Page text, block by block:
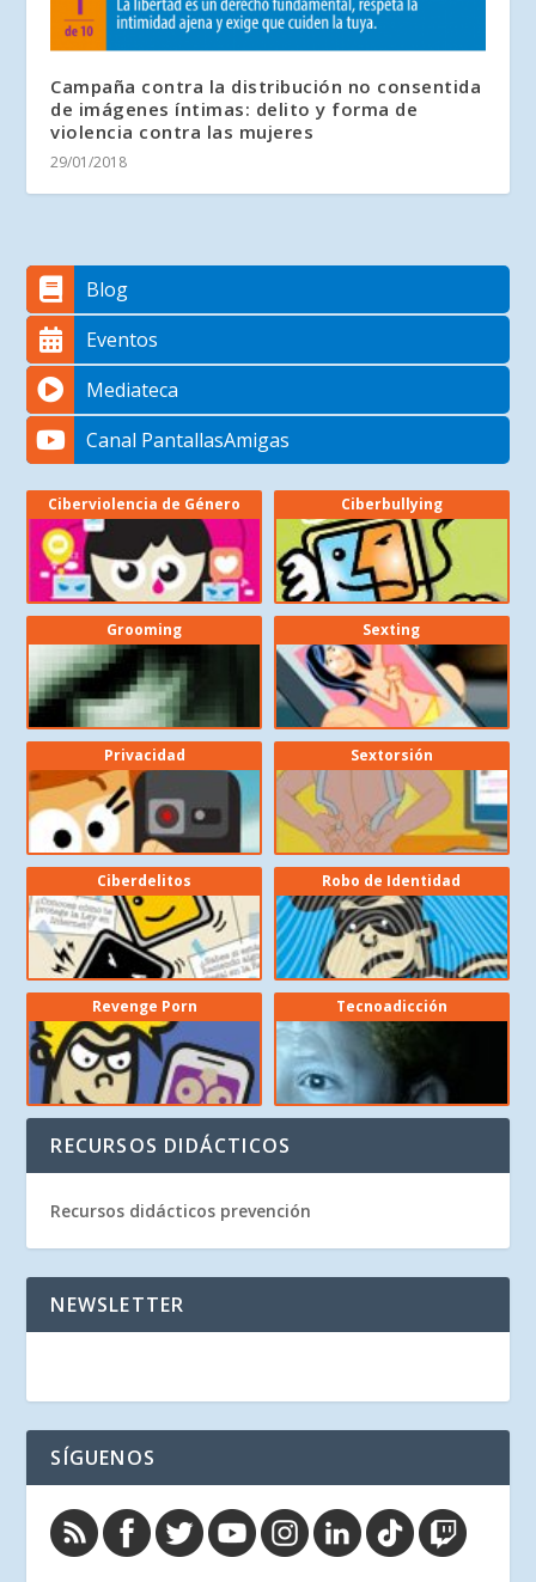
Campaña contra la distribución no consentida
de imágenes íntimas: delito y forma de
violencia contra las mujeres
29/01/2018
Blog
Eventos
Mediateca
Canal PantallasAmigas
Ciberviolencia de Género Ciberbullying
Grooming Sexting
Privacidad Sextorsión
Ciberdelitos Robo de Identidad
Revenge Porn Tecnoadicción
RECURSOS DIDÁCTICOS
Recursos didácticos prevención
NEWSLETTER
SÍGUENOS